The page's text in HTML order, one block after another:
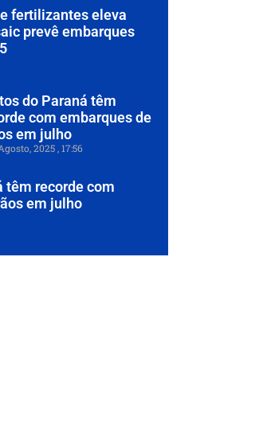
fertilizantes eleva
prevê embarques
do Paraná têm
com embarques de
em julho
2025 17:56
têm recorde com
em julho